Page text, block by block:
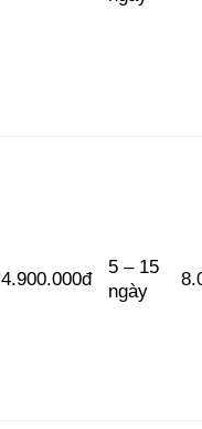
4.900.000đ
5 – 15
ngày